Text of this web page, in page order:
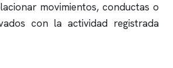
movimientos, conductas o
con la actividad registrada